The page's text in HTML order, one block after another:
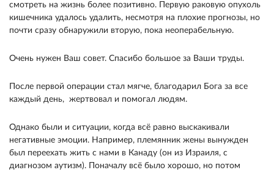
смотреть на жизнь более позитивно. Первую раковую опухоль
кишечника удалось удалить, несмотря на плохие прогнозы, но
почти сразу обнаружили вторую, пока неоперабельную.
Очень нужен Ваш совет. Спасибо большое за Ваши труды.
После первой операции стал мягче, благодарил Бога за все
каждый день, жертвовал и помогал людям.
Однако были и ситуации, когда всё равно выскакивали
негативные эмоции. Например, племянник жены вынужден
был переехать жить с нами в Канаду (он из Израиля, с
диагнозом аутизм). Поначалу всё было хорошо, но потом